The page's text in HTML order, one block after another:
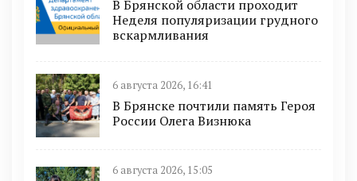
В Брянской области проходит
Неделя популяризации грудного
вскармливания
6 августа 2026, 16:41
В Брянске почтили память Героя
России Олега Визнюка
6 августа 2026, 15:05